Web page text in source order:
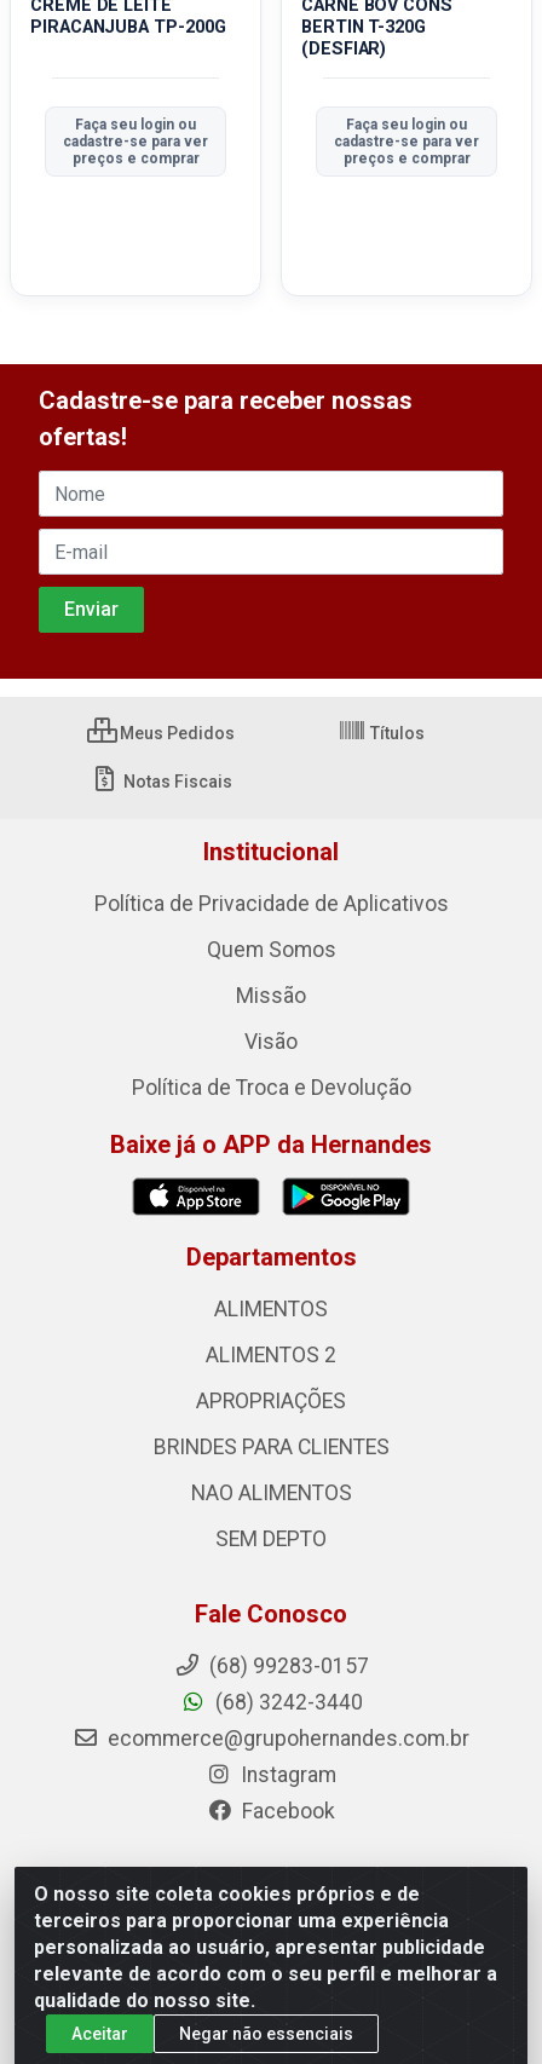
CREME DE LEITE
PIRACANJUBA TP-200G
Faça seu login ou
cadastre-se para ver
preços e comprar
CARNE BOV CONS
BERTIN T-320G
(DESFIAR)
Faça seu login ou
cadastre-se para ver
preços e comprar
O nosso site coleta cookies próprios e de
terceiros para proporcionar uma experiência
personalizada ao usuário, apresentar publicidade
relevante de acordo com o seu perfil e melhorar a
qualidade do nosso site.
Aceitar
Negar não essenciais
Cadastre-se para receber nossas
ofertas!
Meus Pedidos Títulos
Notas Fiscais
Institucional
Política de Privacidade de Aplicativos
Quem Somos
Missão
Visão
Política de Troca e Devolução
Baixe já o APP da Hernandes
Departamentos
ALIMENTOS
ALIMENTOS 2
APROPRIAÇÕES
BRINDES PARA CLIENTES
NAO ALIMENTOS
SEM DEPTO
Fale Conosco
(68) 99283-0157
(68) 3242-3440
ecommerce@grupohernandes.com.br
Instagram
Facebook
Hernandes - Atacado e Distribuições - Rodovia
Transacreana, 2155 - Floresta Sul, Rio Branco/AC - CEP
69.912-290 - CNPJ 12.996.556/0001-69